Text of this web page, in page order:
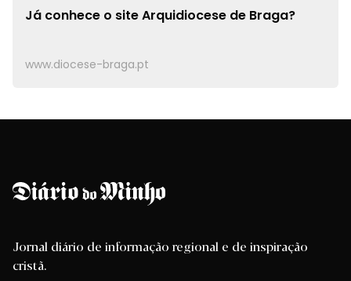
Já conhece o siteArquidiocese de Braga?
www.diocese-braga.pt
Jornal diário de informação regional e de inspiração
cristã.